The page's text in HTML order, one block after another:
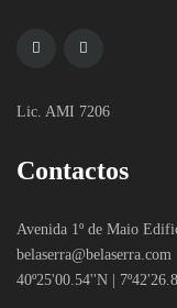
Lic. AMI 7206
Contactos
Avenida 1º de Maio
belaserra@belaserra.com
40º25'00.54''N |